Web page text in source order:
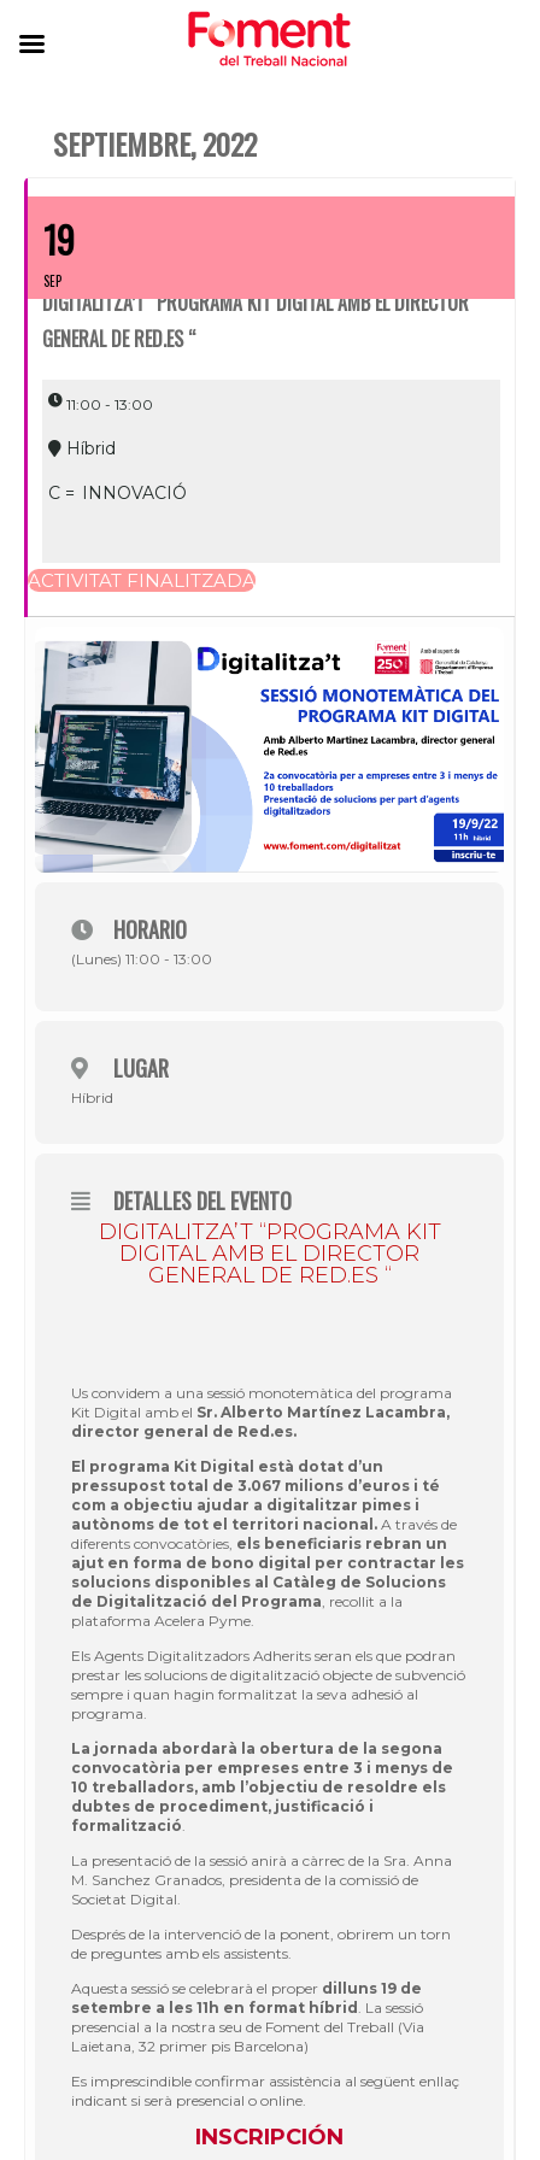
SEPTIEMBRE, 2022
19
SEP
DIGITALITZA’T “PROGRAMA KIT DIGITAL AMB EL DIRECTOR
GENERAL DE RED.ES “
11:00 - 13:00
Híbrid
C = INNOVACIÓ
ACTIVITAT FINALITZADA
HORARIO
(Lunes) 11:00 - 13:00
LUGAR
Híbrid
DETALLES DEL EVENTO
DIGITALITZA’T “PROGRAMA KIT
DIGITAL AMB EL DIRECTOR
GENERAL DE RED.ES “
Us convidem a una sessió monotemàtica del programa
Kit Digital amb el Sr. Alberto Martínez Lacambra,
director general de Red.es.
El programa Kit Digital està dotat d’un
pressupost total de 3.067 milions d’euros i té
com a objectiu ajudar a digitalitzar pimes i
autònoms de tot el territori nacional. A través de
diferents convocatòries, els beneficiaris rebran un
ajut en forma de bono digital per contractar les
solucions disponibles al Catàleg de Solucions
de Digitalització del Programa , recollit a la
plataforma Acelera Pyme.
Els Agents Digitalitzadors Adherits seran els que podran
prestar les solucions de digitalització objecte de subvenció
sempre i quan hagin formalitzat la seva adhesió al
programa.
La jornada abordarà la obertura de la segona
convocatòria per empreses entre 3 i menys de
10 treballadors, amb l’objectiu de resoldre els
dubtes de procediment, justificació i
formalització
La presentació de la sessió anirà a càrrec de la Sra. Anna
M. Sanchez Granados, presidenta de la comissió de
Societat Digital.
Després de la intervenció de la ponent, obrirem un torn
de preguntes amb els assistents.
Aquesta sessió se celebrarà el proper dilluns 19 de
setembre a les 11h en format híbrid . La sessió
presencial a la nostra seu de Foment del Treball (Via
Laietana, 32 primer pis Barcelona)
Es imprescindible confirmar assistència al següent enllaç
indicant si serà presencial o online.
INSCRIPCIÓN